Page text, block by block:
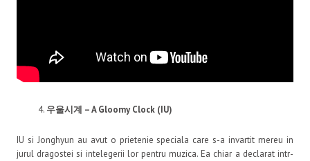
우울시계 – A Gloomy Clock (IU)
IU si Jonghyun au avut o prietenie speciala care s-a invartit mereu in
jurul dragostei si intelegerii lor pentru muzica. Ea chiar a declarat intr-